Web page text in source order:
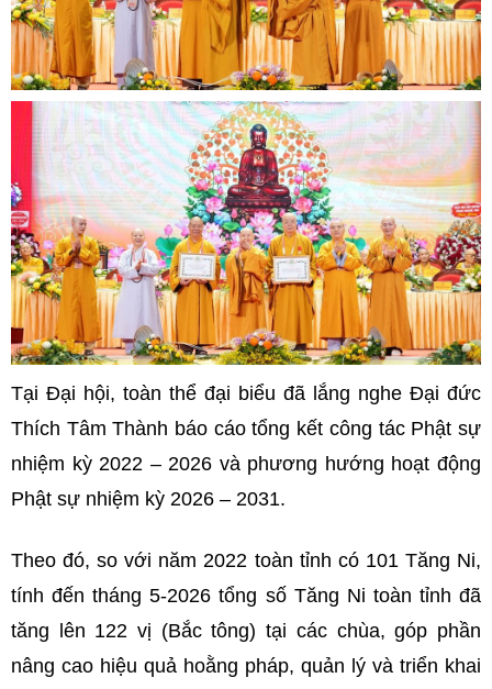
Tại Đại hội, toàn thể đại biểu đã lắng nghe Đại đức
Thích Tâm Thành báo cáo tổng kết công tác Phật sự
nhiệm kỳ 2022 – 2026 và phương hướng hoạt động
Phật sự nhiệm kỳ 2026 – 2031.
Theo đó, so với năm 2022 toàn tỉnh có 101 Tăng Ni,
tính đến tháng 5-2026 tổng số Tăng Ni toàn tỉnh đã
tăng lên 122 vị (Bắc tông) tại các chùa, góp phần
nâng cao hiệu quả hoằng pháp, quản lý và triển khai